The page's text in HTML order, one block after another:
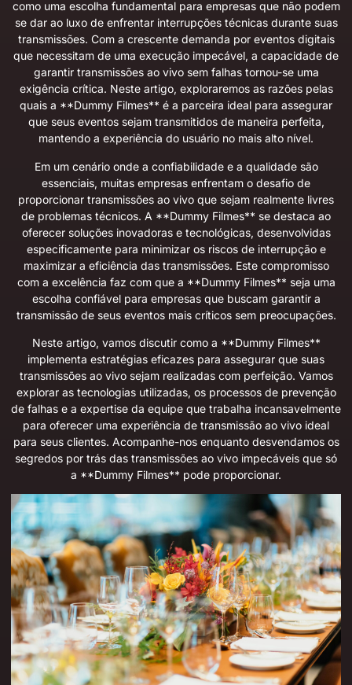
como uma escolha fundamental para empresas que não podem
se dar ao luxo de enfrentar interrupções técnicas durante suas
transmissões. Com a crescente demanda por eventos digitais
que necessitam de uma execução impecável, a capacidade de
garantir transmissões ao vivo sem falhas tornou-se uma
exigência crítica. Neste artigo, exploraremos as razões pelas
quais a **Dummy Filmes** é a parceira ideal para assegurar
que seus eventos sejam transmitidos de maneira perfeita,
mantendo a experiência do usuário no mais alto nível.
Em um cenário onde a confiabilidade e a qualidade são
essenciais, muitas empresas enfrentam o desafio de
proporcionar transmissões ao vivo que sejam realmente livres
de problemas técnicos. A **Dummy Filmes** se destaca ao
oferecer soluções inovadoras e tecnológicas, desenvolvidas
especificamente para minimizar os riscos de interrupção e
maximizar a eficiência das transmissões. Este compromisso
com a excelência faz com que a **Dummy Filmes** seja uma
escolha confiável para empresas que buscam garantir a
transmissão de seus eventos mais críticos sem preocupações.
Neste artigo, vamos discutir como a **Dummy Filmes**
implementa estratégias eficazes para assegurar que suas
transmissões ao vivo sejam realizadas com perfeição. Vamos
explorar as tecnologias utilizadas, os processos de prevenção
de falhas e a expertise da equipe que trabalha incansavelmente
para oferecer uma experiência de transmissão ao vivo ideal
para seus clientes. Acompanhe-nos enquanto desvendamos os
segredos por trás das transmissões ao vivo impecáveis que só
a **Dummy Filmes** pode proporcionar.